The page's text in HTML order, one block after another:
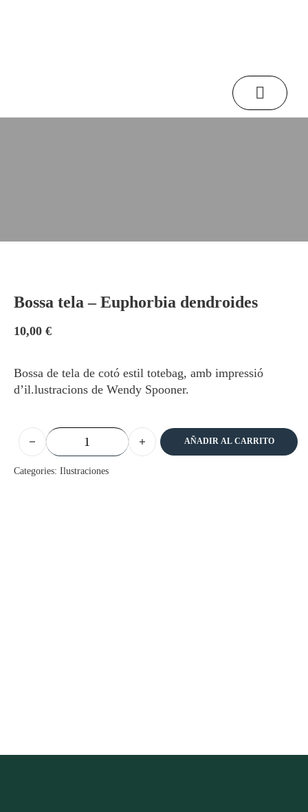
Bossa tela – Euphorbia dendroides
10,00 €
Bossa de tela de cotó estil totebag, amb impressió
d’il.lustracions de Wendy Spooner.
Bossa tela - Euphorbia dendroides cantidadAÑADIR AL CARRITO
Categories: Ilustraciones